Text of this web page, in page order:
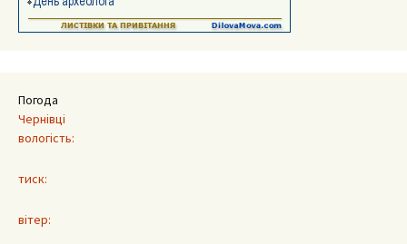
Погода
Чернівці
вологість:
тиск:
вітер: